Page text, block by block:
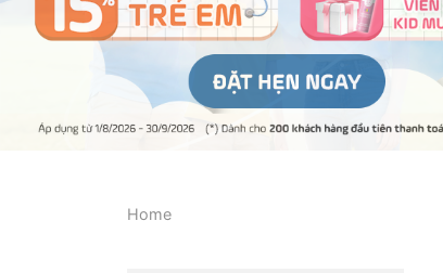
Home